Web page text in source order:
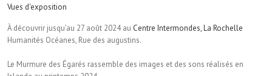
Vues d'exposition
À découvrir jusqu’au 27 août 2024 au Centre Intermondes, La Rochelle
Humanités Océanes, Rue des augustins.
Le Murmure des Égarés rassemble des images et des sons réalisés en